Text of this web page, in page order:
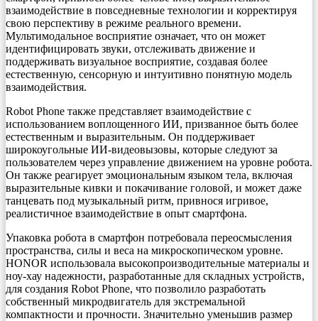
взаимодействие в повседневные технологии и корректируя
свою перспективу в режиме реального времени.
Мультимодальное восприятие означает, что он может
идентифицировать звуки, отслеживать движение и
поддерживать визуальное восприятие, создавая более
естественную, сенсорную и интуитивно понятную модель
взаимодействия.
Robot Phone также представляет взаимодействие с
использованием воплощенного ИИ, призванное быть более
естественным и выразительным. Он поддерживает
широкоугольные ИИ-видеовызовы, которые следуют за
пользователем через управление движением на уровне робота.
Он также реагирует эмоциональным языком тела, включая
выразительные кивки и покачивание головой, и может даже
танцевать под музыкальный ритм, привнося игривое,
реалистичное взаимодействие в опыт смартфона.
Упаковка робота в смартфон потребовала переосмысления
пространства, силы и веса на микроскопическом уровне.
HONOR использовала высокопроизводительные материалы и
ноу-хау надежности, разработанные для складных устройств,
для создания Robot Phone, что позволило разработать
собственный микродвигатель для экстремальной
компактности и прочности. Значительно уменьшив размер